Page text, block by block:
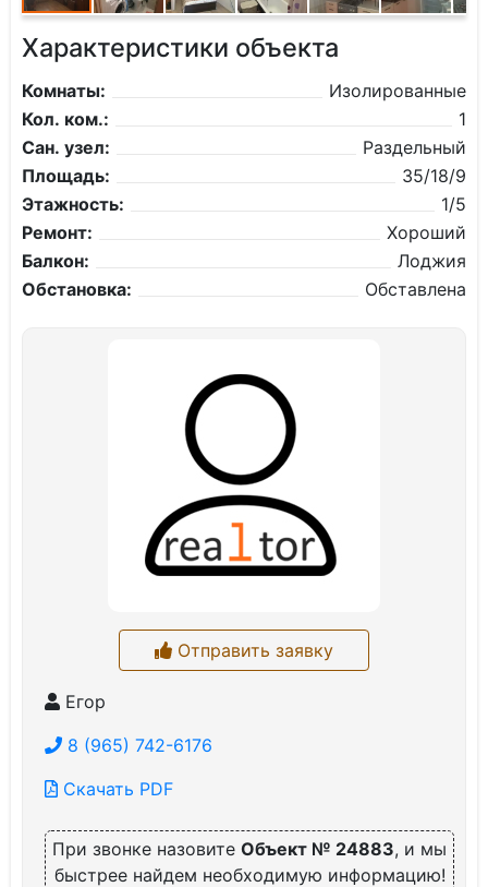
Характеристики объекта
Комнаты:
Изолированные
Кол. ком.:
1
Сан. узел:
Раздельный
Площадь:
35/18/9
Этажность:
1/5
Ремонт:
Хороший
Балкон:
Лоджия
Обстановка:
Обставлена
Отправить заявку
Егор
8 (965) 742-6176
Скачать PDF
При звонке назовите Объект № 24883, и мы
быстрее найдем необходимую информацию!